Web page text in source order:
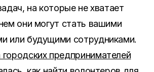
, на которые не хватает
они могут стать вашими
или будущими сотрудниками.
предпринимателей